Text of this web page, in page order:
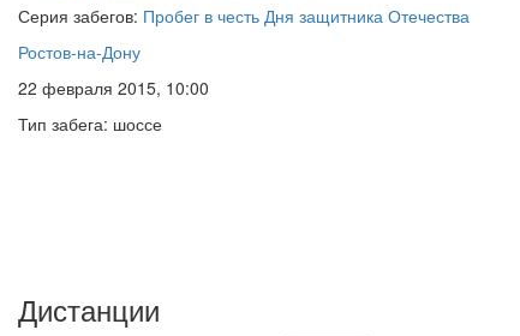
Серия забегов: Пробег в честь Дня защитника Отечества
Ростов-на-Дону
22 февраля 2015, 10:00
Тип забега: шоссе
Дистанции